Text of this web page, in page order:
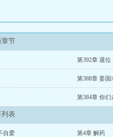
章节
第392章 退位
第388章 姜国
第384章 你们
列表
自爱 第4章 解药